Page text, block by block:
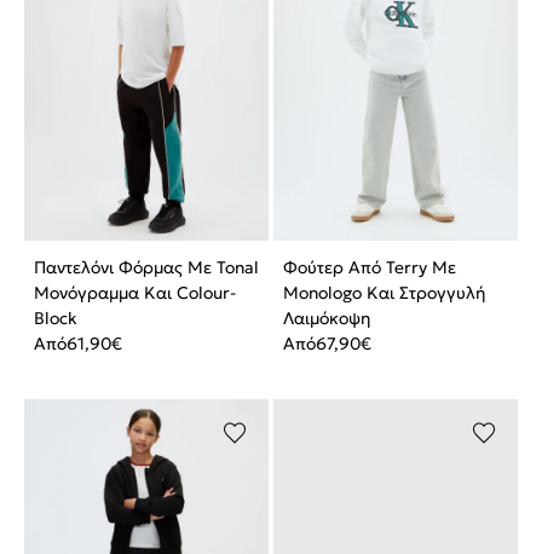
Παντελόνι Φόρμας Με Tonal
Μονόγραμμα Και Colour-
Block
Από61,90€
Φούτερ Από Terry Με
Monologo Και Στρογγυλή
Λαιμόκοψη
Από67,90€